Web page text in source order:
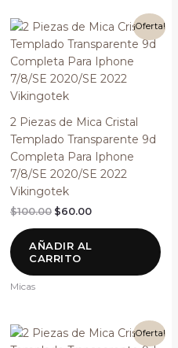
¡Oferta!
2 Piezas de Mica Cristal
Templado Transparente 9d
Completa Para Iphone
7/8/SE 2020/SE 2022
Vikingotek
$100.00
El
original
era:
$100.00.
$60.00
El
actual
es:
$60.00.
AÑADIR AL
CARRITO
Micas
¡Oferta!
El
El